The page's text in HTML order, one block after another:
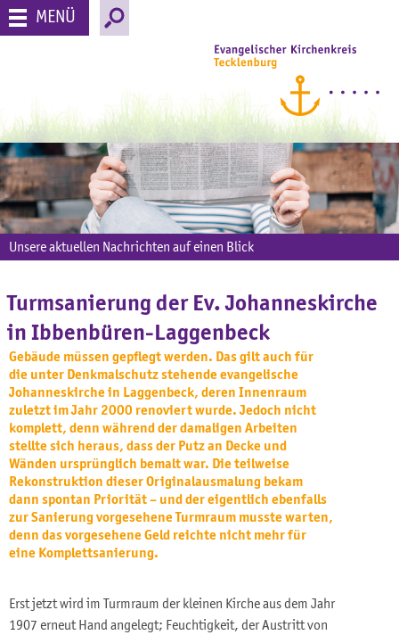
MENÜ
Unsere aktuellen Nachrichten auf einen Blick
Turmsanierung der Ev. Johanneskirche
in Ibbenbüren-Laggenbeck
Gebäude müssen gepflegt werden. Das gilt auch für
die unter Denkmalschutz stehende evangelische
Johanneskirche in Laggenbeck, deren Innenraum
zuletzt im Jahr 2000 renoviert wurde. Jedoch nicht
komplett, denn während der damaligen Arbeiten
stellte sich heraus, dass der Putz an Decke und
Wänden ursprünglich bemalt war. Die teilweise
Rekonstruktion dieser Originalausmalung bekam
dann spontan Priorität – und der eigentlich ebenfalls
zur Sanierung vorgesehene Turmraum musste warten,
denn das vorgesehene Geld reichte nicht mehr für
eine Komplettsanierung.
Erst jetzt wird im Turmraum der kleinen Kirche aus dem Jahr
1907 erneut Hand angelegt; Feuchtigkeit, der Austritt von